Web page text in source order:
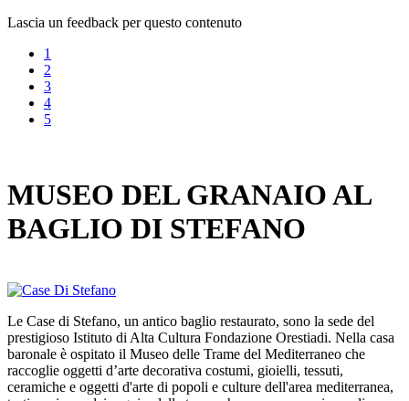
Lascia un feedback per questo contenuto
1
2
3
4
5
MUSEO DEL GRANAIO AL
BAGLIO DI STEFANO
Le Case di Stefano, un antico baglio restaurato, sono la sede del
prestigioso Istituto di Alta Cultura Fondazione Orestiadi. Nella casa
baronale è ospitato il Museo delle Trame del Mediterraneo che
raccoglie oggetti d’arte decorativa costumi, gioielli, tessuti,
ceramiche e oggetti d'arte di popoli e culture dell'area mediterranea,